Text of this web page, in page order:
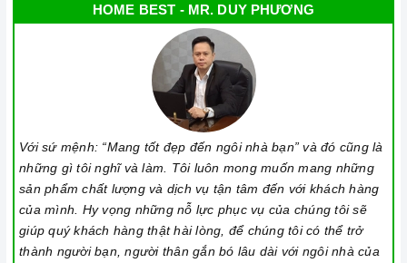
HOME BEST - MR. DUY PHƯƠNG
Với sứ mệnh: “Mang tốt đẹp đến ngôi nhà bạn” và đó cũng là
những gì tôi nghĩ và làm. Tôi luôn mong muốn mang những
sản phẩm chất lượng và dịch vụ tận tâm đến với khách hàng
của mình. Hy vọng những nỗ lực phục vụ của chúng tôi sẽ
giúp quý khách hàng thật hài lòng, để chúng tôi có thể trở
thành người bạn, người thân gắn bó lâu dài với ngôi nhà của